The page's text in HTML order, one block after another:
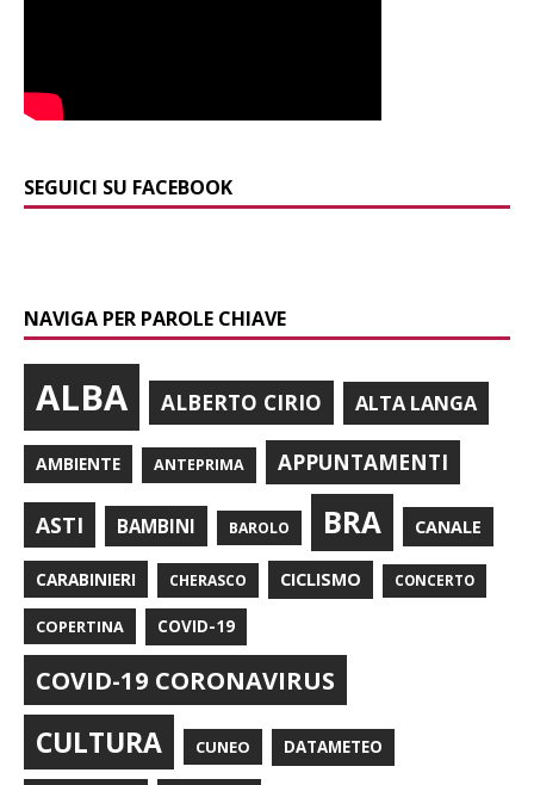
SEGUICI SU FACEBOOK
NAVIGA PER PAROLE CHIAVE
ALBA ALBERTO CIRIO ALTA LANGA
AMBIENTE ANTEPRIMA APPUNTAMENTI
ASTI BAMBINI BAROLO BRA CANALE
CARABINIERI CHERASCO CICLISMO CONCERTO
COPERTINA COVID-19
COVID-19 CORONAVIRUS
CULTURA CUNEO DATAMETEO